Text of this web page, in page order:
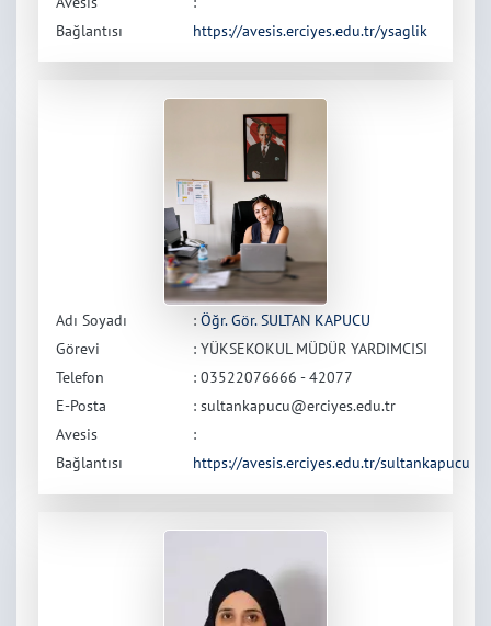
Bağlantısı
https://avesis.erciyes.edu.tr/ysaglik
Adı Soyadı :Öğr. Gör. SULTAN KAPUCU
Görevi
: YÜKSEKOKUL MÜDÜR YARDIMCISI
Telefon
: 03522076666 - 42077
E-Posta
: sultankapucu@erciyes.edu.tr
Avesis
Bağlantısı
:
https://avesis.erciyes.edu.tr/sultankapucu